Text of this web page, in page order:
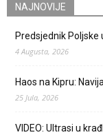
NAJNOVIJE
Predsjednik
4 Augusta, 2026
Haos na Kipru:
25 Jula, 2026
VIDEO: Ultrasi u